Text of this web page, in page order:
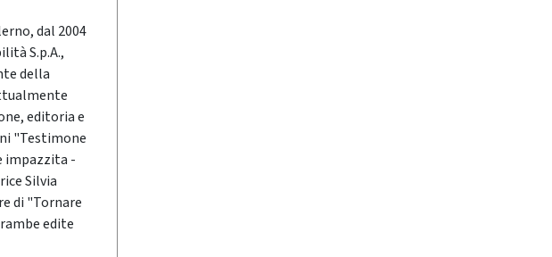
dal 2004
S.p.A.,
della
editoria e
"Testimone
impazzita -
Silvia
di "Tornare
edite